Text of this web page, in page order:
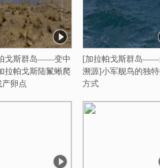
戈斯群岛——变中
拉帕戈斯陆鬣蜥爬
产卵点
[加拉帕戈斯群岛——
溯源]小军舰鸟的独
方式